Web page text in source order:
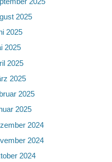
2025
2025
2025
2025
2025
2025
2025
2024
2024
2024